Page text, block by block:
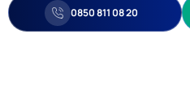
0850 811 08 20
0850 811 08 20